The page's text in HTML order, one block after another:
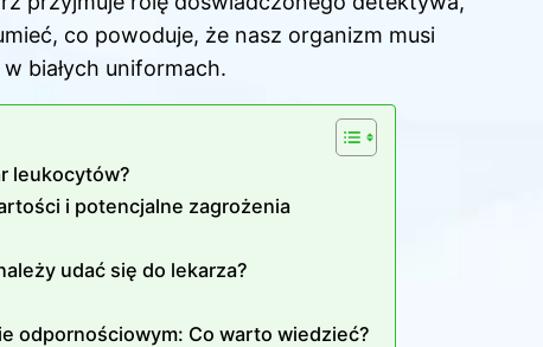
co powoduje, że nasz organizm musi
białych uniformach.
leukocytów?
i potencjalne zagrożenia
udać się do lekarza?
odpornościowym: Co warto wiedzieć?